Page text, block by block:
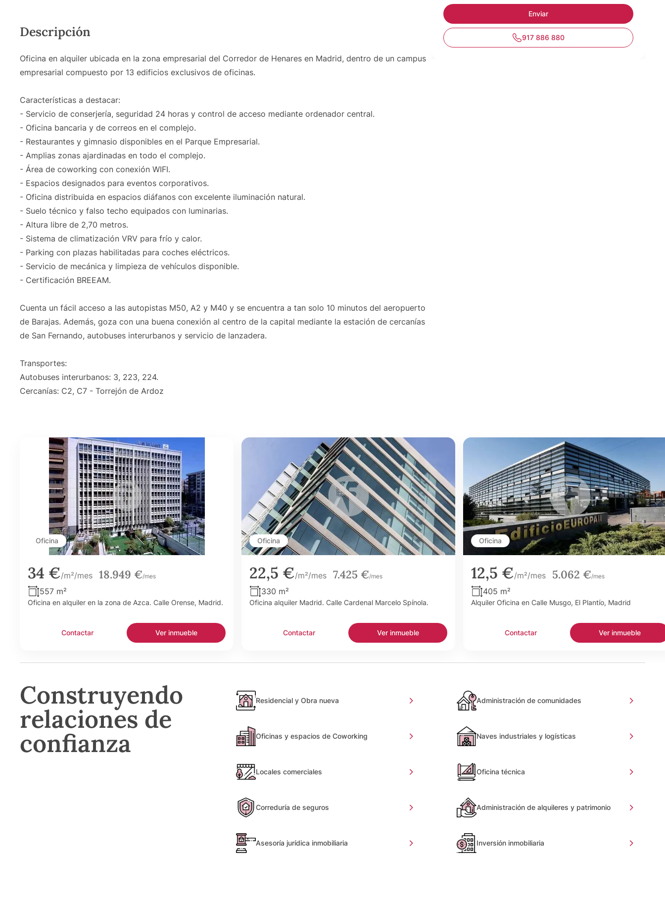
Descripción
Oficina en alquiler ubicada en la zona empresarial del Corredor de Henares en Madrid, dentro de un campus
empresarial compuesto por 13 edificios exclusivos de oficinas.
Características a destacar:
- Servicio de conserjería, seguridad 24 horas y control de acceso mediante ordenador central.
- Oficina bancaria y de correos en el complejo.
- Restaurantes y gimnasio disponibles en el Parque Empresarial.
- Amplias zonas ajardinadas en todo el complejo.
- Área de coworking con conexión WIFI.
- Espacios designados para eventos corporativos.
- Oficina distribuida en espacios diáfanos con excelente iluminación natural.
- Suelo técnico y falso techo equipados con luminarias.
- Altura libre de 2,70 metros.
- Sistema de climatización VRV para frío y calor.
- Parking con plazas habilitadas para coches eléctricos.
- Servicio de mecánica y limpieza de vehículos disponible.
- Certificación BREEAM.
Cuenta un fácil acceso a las autopistas M50, A2 y M40 y se encuentra a tan solo 10 minutos del aeropuerto
de Barajas. Además, goza con una buena conexión al centro de la capital mediante la estación de cercanías
de San Fernando, autobuses interurbanos y servicio de lanzadera.
Transportes:
Autobuses interurbanos: 3, 223, 224.
Cercanías: C2, C7 - Torrejón de Ardoz
917 886 880
Oficina
34 €/m²/mes 18.949 €/mes
557 m²
Oficina en alquiler en la zona de Azca. Calle Orense, Madrid.
Contactar Ver inmueble
Oficina
22,5 €/m²/mes 7.425 €/mes
330 m²
Oficina alquiler Madrid. Calle Cardenal Marcelo Spínola.
Contactar Ver inmueble
Oficina
12,5 €/m²/mes 5.062 €/mes
405 m²
Alquiler Oficina en Calle Musgo, El Plantío, Madrid
Contactar Ver inmueble
Construyendo
relaciones de
confianza
Residencial y Obra nueva Administración de comunidades
Oficinas y espacios de Coworking Naves industriales y logísticas
Locales comerciales Oficina técnica
Correduría de seguros Administración de alquileres y patrimonio
Asesoría jurídica inmobiliaria Inversión inmobiliaria